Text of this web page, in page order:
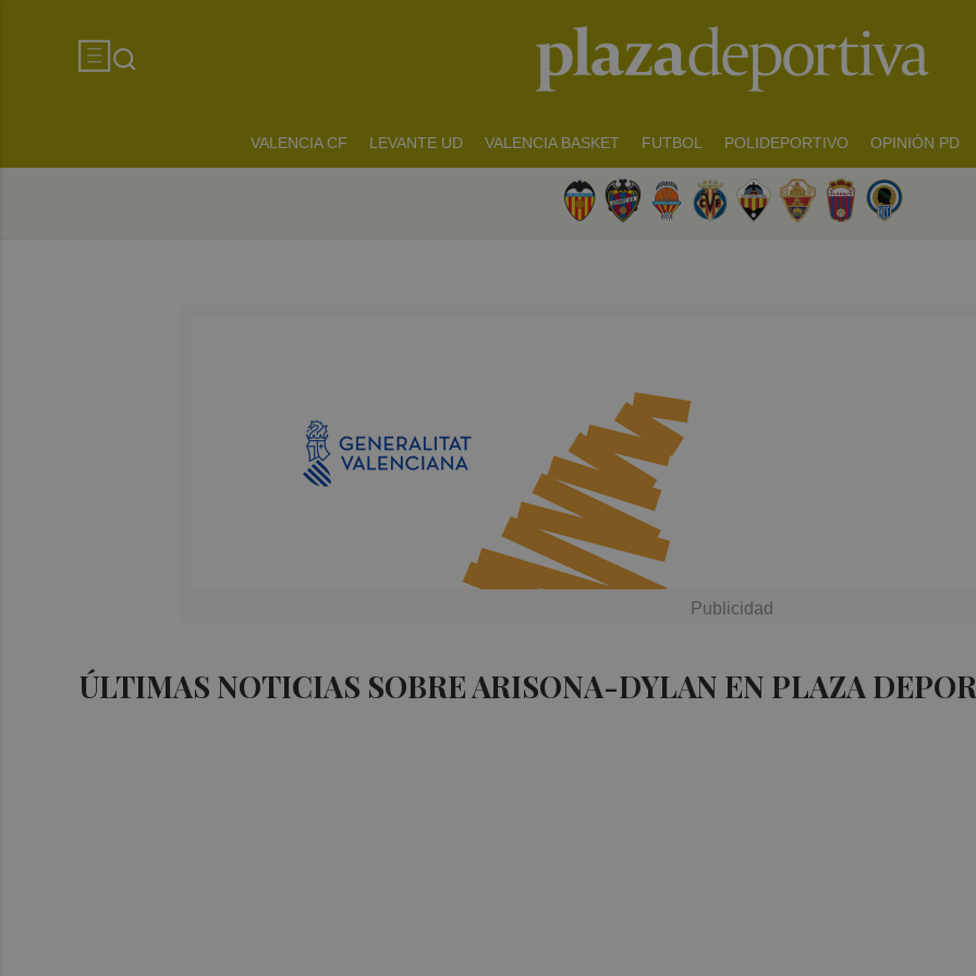
VALENCIA CF LEVANTE UD VALENCIA BASKET FUTBOL POLIDEPORTIVO OPINIÓN PD
ÚLTIMAS NOTICIAS SOBRE ARISONA-DYLAN EN PLAZA